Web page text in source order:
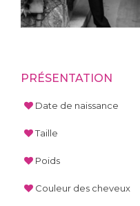
PRÉSENTATION
Date de naissance
Taille
Poids
Couleur des cheveux